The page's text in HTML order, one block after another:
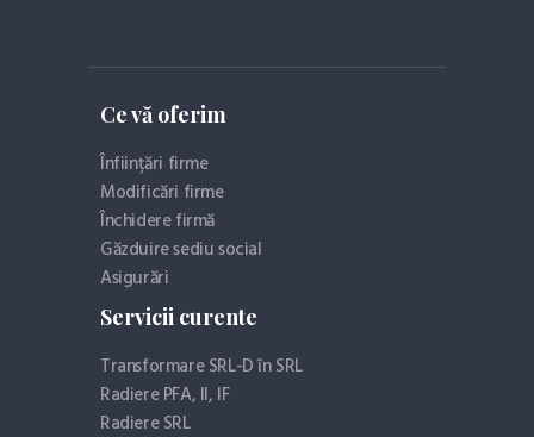
Ce vă oferim
Înființări firme
Modificări firme
Închidere firmă
Găzduire sediu social
Asigurări
Servicii curente
Transformare SRL-D în SRL
Radiere PFA, II, IF
Radiere SRL